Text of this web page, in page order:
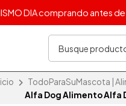
DIA comprando antes
TodoParaSuMascota |
Alfa Dog Alimento Alfa